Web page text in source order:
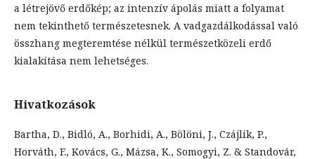
a létrejövő erdőkép; az intenzív ápolás miatt a folyamat
nem tekinthető természetesnek. A vadgazdálkodással való
összhang megteremtése nélkül természetközeli erdő
kialakítása nem lehetséges.
Hivatkozások
Bartha, D., Bidló, A., Borhidi, A., Bölöni, J., Czájlik, P.,
Horváth, F., Kovács, G., Mázsa, K., Somogyi, Z. & Standovár,